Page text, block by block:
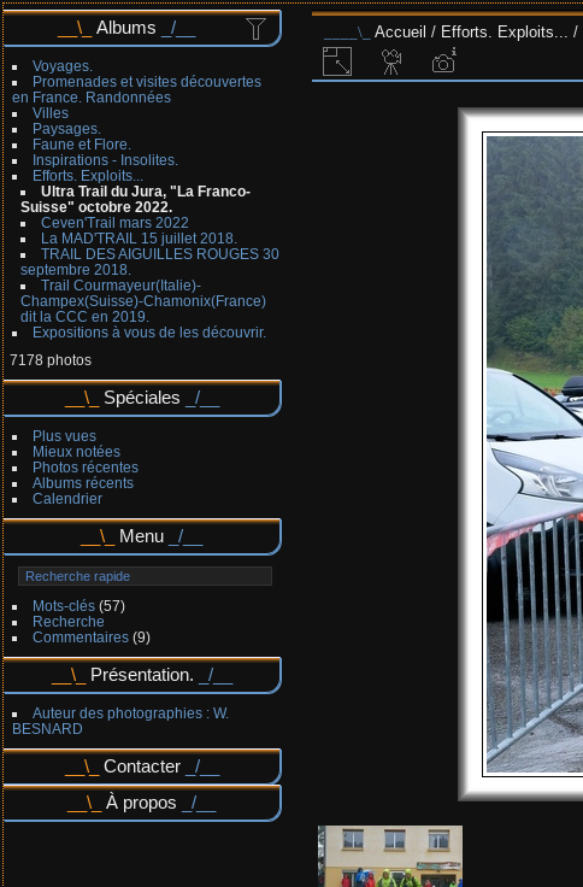
Albums
Voyages.
Promenades et visites découvertes
en France. Randonnées
Villes
Paysages.
Faune et Flore.
Inspirations - Insolites.
Efforts. Exploits...
Ultra Trail du Jura, "La Franco-
Suisse" octobre 2022.
Ceven'Trail mars 2022
La MAD'TRAIL 15 juillet 2018.
TRAIL DES AIGUILLES ROUGES 30
septembre 2018.
Trail Courmayeur(Italie)-
Champex(Suisse)-Chamonix(France)
dit la CCC en 2019.
Expositions à vous de les découvrir.
7178 photos
Spéciales
Plus vues
Mieux notées
Photos récentes
Albums récents
Calendrier
Menu
Mots-clés(57)
Recherche
Commentaires(9)
Présentation.
Auteur des photographies : W.
BESNARD
Contacter
À propos
Accueil / Efforts. Exploits... /